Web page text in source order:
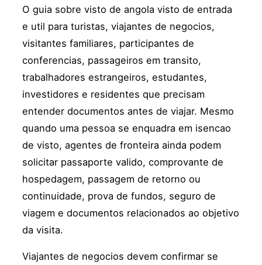
O guia sobre visto de angola visto de entrada
e util para turistas, viajantes de negocios,
visitantes familiares, participantes de
conferencias, passageiros em transito,
trabalhadores estrangeiros, estudantes,
investidores e residentes que precisam
entender documentos antes de viajar. Mesmo
quando uma pessoa se enquadra em isencao
de visto, agentes de fronteira ainda podem
solicitar passaporte valido, comprovante de
hospedagem, passagem de retorno ou
continuidade, prova de fundos, seguro de
viagem e documentos relacionados ao objetivo
da visita.
Viajantes de negocios devem confirmar se